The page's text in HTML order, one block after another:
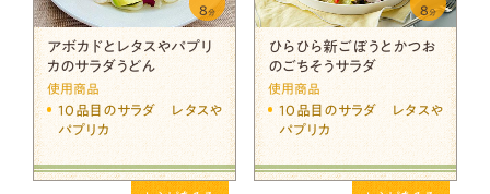
アボカドとレタスやパプリ
カのサラダうどん
8分
使用商品
10品目のサラダ レタスや
パプリカ
ひらひら新ごぼうとかつお
のごちそうサラダ
8分
使用商品
10品目のサラダ レタスや
パプリカ